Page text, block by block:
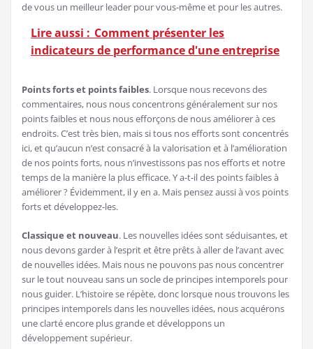
de vous un meilleur leader pour vous-même et pour les autres.
Lire aussi : Comment présenter les
indicateurs de performance d'une entreprise
Points forts et points faibles. Lorsque nous recevons des
commentaires, nous nous concentrons généralement sur nos
points faibles et nous nous efforçons de nous améliorer à ces
endroits. C’est très bien, mais si tous nos efforts sont concentrés
ici, et qu’aucun n’est consacré à la valorisation et à l’amélioration
de nos points forts, nous n’investissons pas nos efforts et notre
temps de la manière la plus efficace. Y a-t-il des points faibles à
améliorer ? Évidemment, il y en a. Mais pensez aussi à vos points
forts et développez-les.
Classique et nouveau. Les nouvelles idées sont séduisantes, et
nous devons garder à l’esprit et être prêts à aller de l’avant avec
de nouvelles idées. Mais nous ne pouvons pas nous concentrer
sur le tout nouveau sans un socle de principes intemporels pour
nous guider. L’histoire se répète, donc lorsque nous trouvons les
principes intemporels dans les nouvelles idées, nous acquérons
une clarté encore plus grande et développons un
développement supérieur.